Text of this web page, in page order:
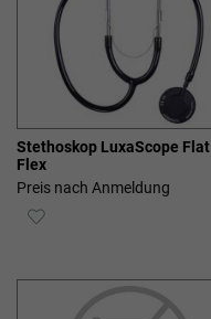
Stethoskop LuxaScope Flat
Flex
Preis nach Anmeldung
ZUR
HINZUFÜGEN